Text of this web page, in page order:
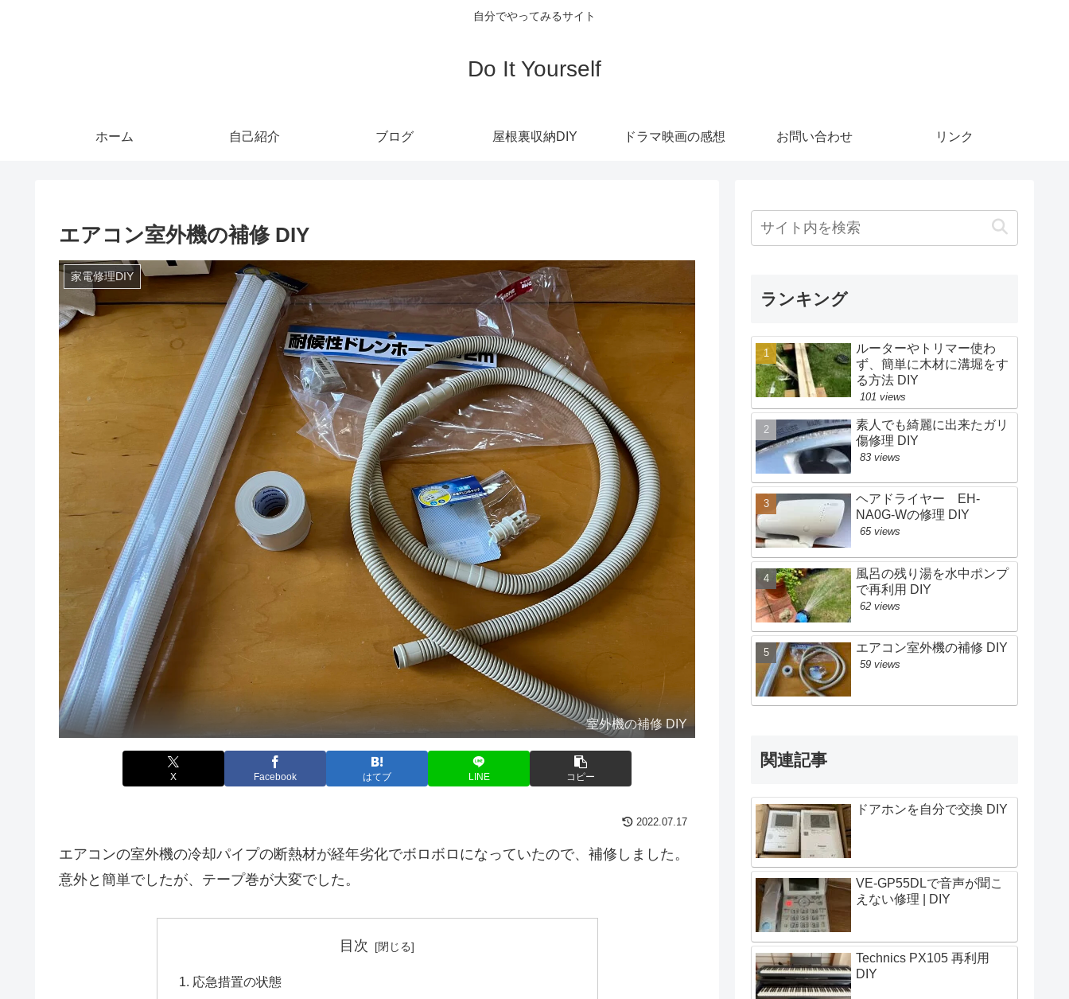
自分でやってみるサイト
Do It Yourself
ホーム 自己紹介 ブログ 屋根裏収納DIY ドラマ映画の感想 お問い合わせ リンク
エアコン室外機の補修 DIY
家電修理DIY
室外機の補修 DIY
X Facebook はてブ LINE コピー
2022.07.17
エアコンの室外機の冷却パイプの断熱材が経年劣化でボロボロになっていたので、補修しました。
意外と簡単でしたが、テープ巻が大変でした。
目次
応急措置の状態
ランキング
ルーターやトリマー使わ
ず、簡単に木材に溝堀をす
る方法 DIY
101 views
素人でも綺麗に出来たガリ
傷修理 DIY
83 views
ヘアドライヤー EH-
NA0G-Wの修理 DIY
65 views
風呂の残り湯を水中ポンプ
で再利用 DIY
62 views
エアコン室外機の補修 DIY
59 views
関連記事
ドアホンを自分で交換 DIY
VE-GP55DLで音声が聞こ
えない修理 | DIY
Technics PX105 再利用
DIY